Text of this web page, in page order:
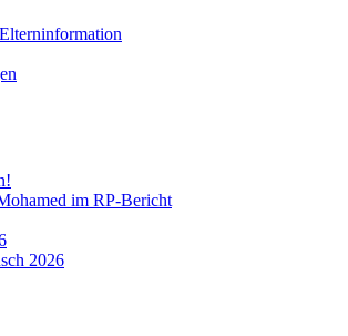
im RP-Bericht
2026